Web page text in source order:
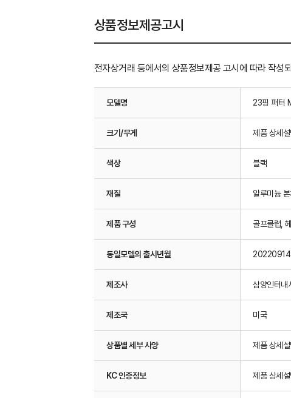
상품정보제공고시
전자상거래 등에서의 상품정보제공 고시에 따라 작성
모델명 23핑 퍼터
크기/무게 제품 상세
색상 블랙
재질 알루미늄
제품 구성 골프클럽,
동일모델의 출시년월 20220914
제조사 삼양인터내
제조국 미국
상품별 세부 사양 제품 상세
KC 인증정보 제품 상세